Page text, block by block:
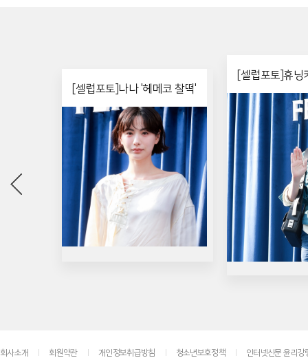
[셀럽포토]나나 '헤메코 찰떡'
[셀럽포토]휴닝
회사소개 회원약관 개인정보취급방침 청소년보호정책 인터넷신문 윤리강